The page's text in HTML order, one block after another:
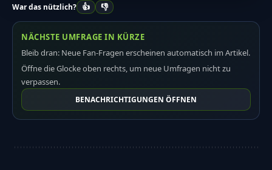
War das nützlich? 👍 👎
NÄCHSTE UMFRAGE IN KÜRZE
Bleib dran: Neue Fan-Fragen erscheinen automatisch im Artikel.
Öffne die Glocke oben rechts, um neue Umfragen nicht zu
verpassen.
BENACHRICHTIGUNGEN ÖFFNEN